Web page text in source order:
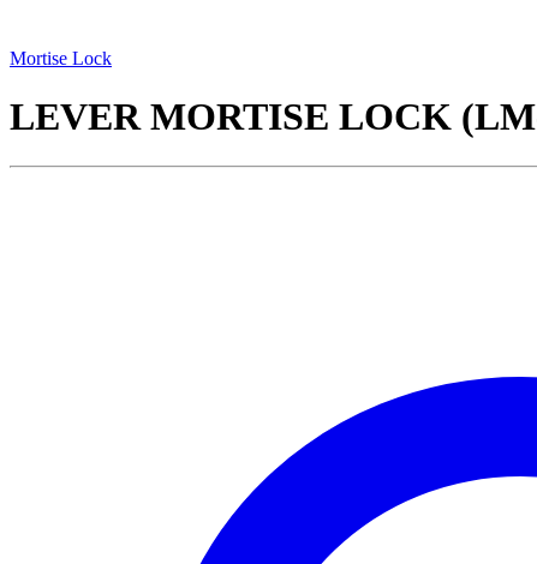
Mortise Lock
LEVER MORTISE LOCK